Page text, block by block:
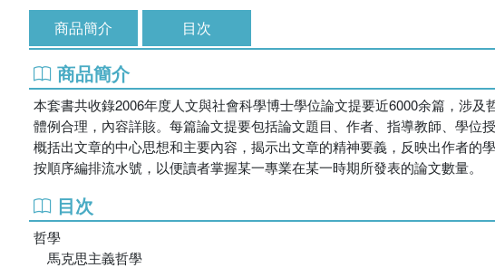
商品簡介 目次
商品簡介
本套書共收錄2006年度人文與社會科學博士學位論文提要近6000余篇，涉
體例合理，內容詳賅。每篇論文提要包括論文題目、作者、指導教師、學
概括出文章的中心思想和主要內容，揭示出文章的精神要義，反映出作者
按順序編排流水號，以便讀者掌握某一專業在某一時期所發表的論文數量。
目次
哲學
馬克思主義哲學